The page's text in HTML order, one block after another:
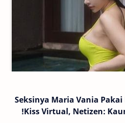
Seksinya Maria Vania
Kiss Virtual, Netizen: